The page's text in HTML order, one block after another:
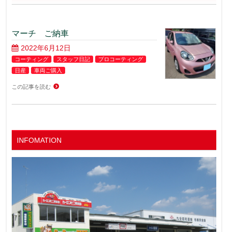
マーチ ご納車
2022年6月12日
コーティング スタッフ日記
プロコーティング
日産
車両ご購入
この記事を読む
INFOMATION